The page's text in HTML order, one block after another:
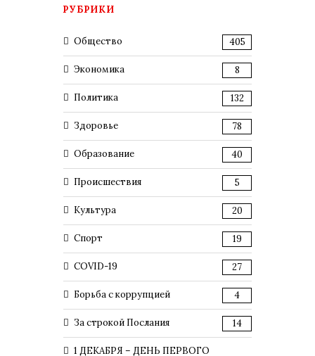
РУБРИКИ
Общество 405
Экономика 8
Политика 132
Здоровье 78
Образование 40
Происшествия 5
Культура 20
Спорт 19
COVID-19 27
Борьба с коррупцией 4
За строкой Послания 14
1 ДЕКАБРЯ – ДЕНЬ ПЕРВОГО